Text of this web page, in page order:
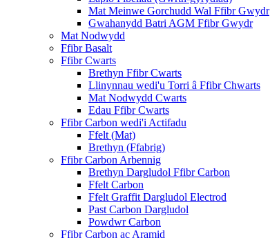
Mat Meinwe Gorchudd Wal Ffibr Gwydr
Gwahanydd Batri AGM Ffibr Gwydr
Mat Nodwydd
Ffibr Basalt
Ffibr Cwarts
Brethyn Ffibr Cwarts
Llinynnau wedi'u Torri â Ffibr Chwarts
Mat Nodwydd Cwarts
Edau Ffibr Cwarts
Ffibr Carbon wedi'i Actifadu
Ffelt (Mat)
Brethyn (Ffabrig)
Ffibr Carbon Arbennig
Brethyn Dargludol Ffibr Carbon
Ffelt Carbon
Ffelt Graffit Dargludol Electrod
Past Carbon Dargludol
Powdwr Carbon
Ffibr Carbon ac Aramid